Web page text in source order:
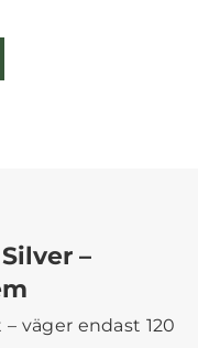
–
väger endast 120